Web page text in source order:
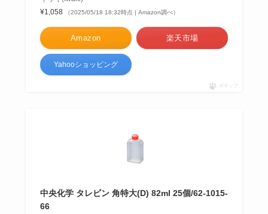
¥1,058
（2025/05/18 18:32時点 | Amazon調べ）
Amazon 楽天市場
Yahooショッピング
ポチップ
中央化学 タレビン 角特大(D) 82ml 25個/62-1015-
66